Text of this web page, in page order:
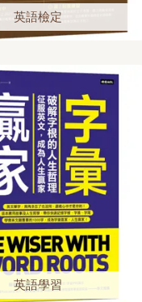
英語檢定
英語學習